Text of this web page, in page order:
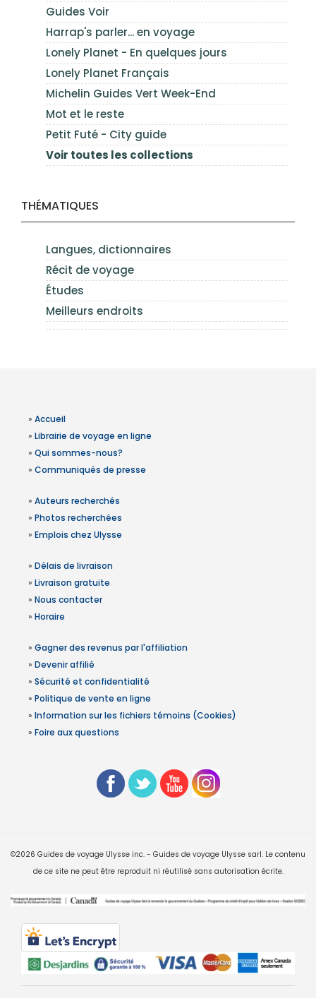
Guides Voir
Harrap's parler... en voyage
Lonely Planet - En quelques jours
Lonely Planet Français
Michelin Guides Vert Week-End
Mot et le reste
Petit Futé - City guide
Voir toutes les collections
THÉMATIQUES
Langues, dictionnaires
Récit de voyage
Études
Meilleurs endroits
» Accueil
» Librairie de voyage en ligne
» Qui sommes-nous?
» Communiqués de presse
» Auteurs recherchés
» Photos recherchées
» Emplois chez Ulysse
» Délais de livraison
» Livraison gratuite
» Nous contacter
» Horaire
» Gagner des revenus par l'affiliation
» Devenir affilié
» Sécurité et confidentialité
» Politique de vente en ligne
» Information sur les fichiers témoins (Cookies)
» Foire aux questions
©2026 Guides de voyage Ulysse inc. - Guides de voyage Ulysse sarl. Le contenu
de ce site ne peut être reproduit ni réutilisé sans autorisation écrite.